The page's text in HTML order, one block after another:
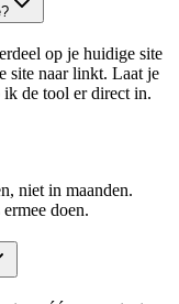
op je huidige site
site naar linkt. Laat je
ik de tool er direct in.
niet in maanden.
doen.